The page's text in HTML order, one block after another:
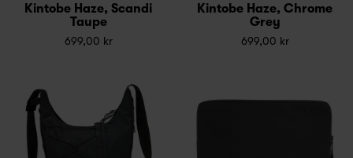
Kintobe Haze, Scandi
Taupe
699,00 kr
Kintobe Haze, Chrome
Grey
699,00 kr